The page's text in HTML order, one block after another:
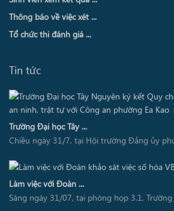
Thông báo về việc xét ...
Tổ chức thi đánh giá ...
Tin tức
Trường Đại học Tây ...
Chiều ngày 31/7, tại Hội trường Đảng ủy
Làm việc với Đoàn ...
Sáng ngày 31/07, tại phòng họp 3.1, Trường